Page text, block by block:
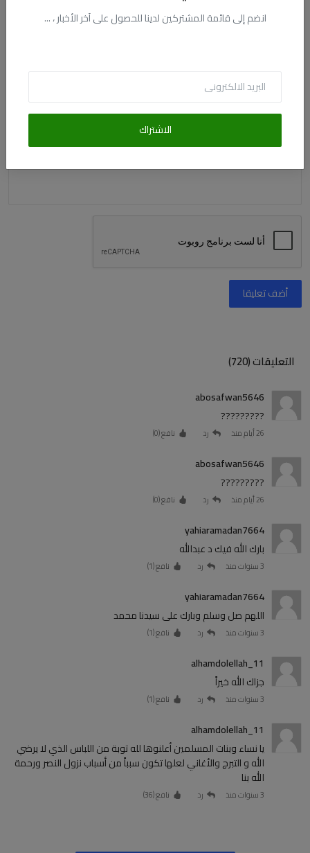
انضم إلى قائمة المشتركين لدينا للحصول على آخر الأخبار ، ...
الاشتراك
أضف تعليقا
التعليقات (720)
abosafwan5646
?????????
26 أيام منذ رد نافع (0
)
abosafwan5646
?????????
26 أيام منذ رد نافع (0
)
yahiaramadan7664
بارك الله فيك د عبدالله
3 سنوات منذ رد نافع (1
)
yahiaramadan7664
اللهم صل وسلم وبارك على سيدنا محمد
3 سنوات منذ رد نافع (1
)
alhamdolellah_11
جزاك الله خيراً
3 سنوات منذ رد نافع (1
)
alhamdolellah_11
يا نساء وبنات المسلمين أعلنوها لله توبة من اللباس الذي لا يرضي
الله و التبرج والأغاني لعلها تكون سبباً من أسباب نزول النصر ورحمة
الله بنا
3 سنوات منذ رد نافع (36
)